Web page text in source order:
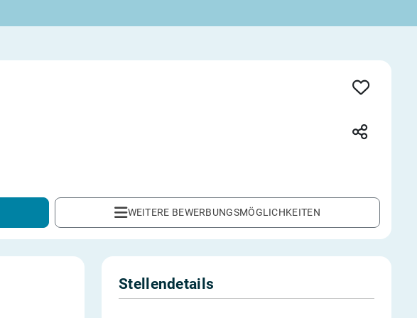
WEITERE BEWERBUNGSMÖGLICHKEITEN
Stellendetails